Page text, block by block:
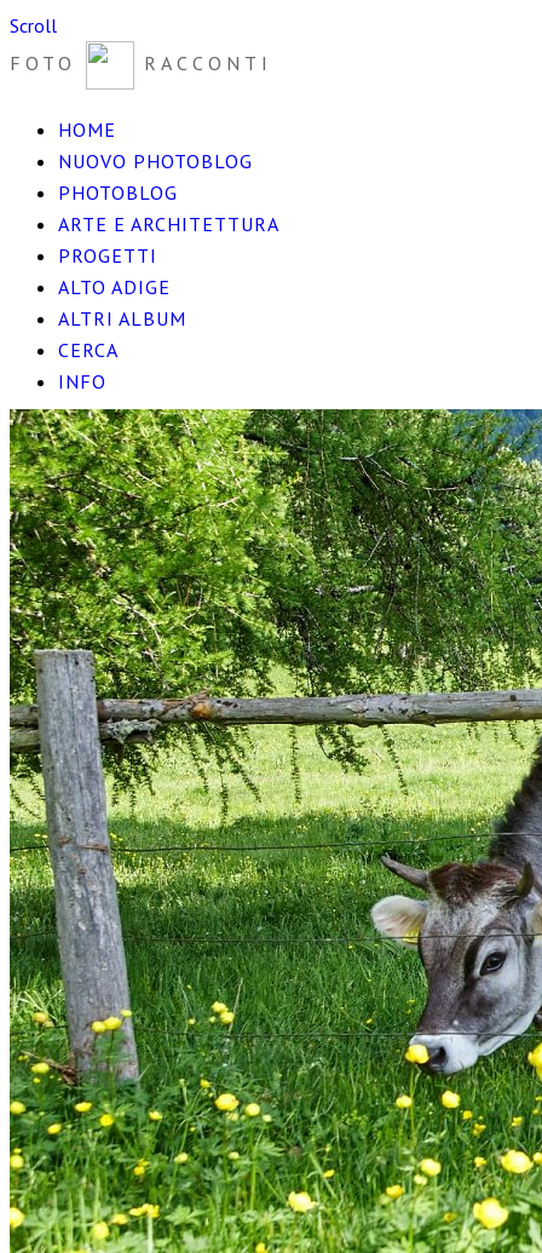
Scroll
FOTO
RACCONTI
HOME
NUOVO PHOTOBLOG
PHOTOBLOG
ARTE E ARCHITETTURA
PROGETTI
ALTO ADIGE
ALTRI ALBUM
CERCA
INFO